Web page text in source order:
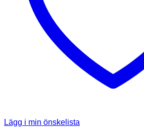
Lägg i min önskelista